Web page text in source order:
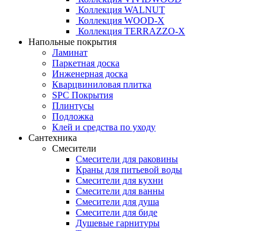
Коллекция WALNUT
Коллекция WOOD-X
Коллекция ТЕRRАZZO-X
Напольные покрытия
Ламинат
Паркетная доска
Инженерная доска
Кварцвиниловая плитка
SPC Покрытия
Плинтусы
Подложка
Клей и средства по уходу
Сантехника
Смесители
Смесители для раковины
Краны для питьевой воды
Смесители для кухни
Смесители для ванны
Смесители для душа
Смесители для биде
Душевые гарнитуры